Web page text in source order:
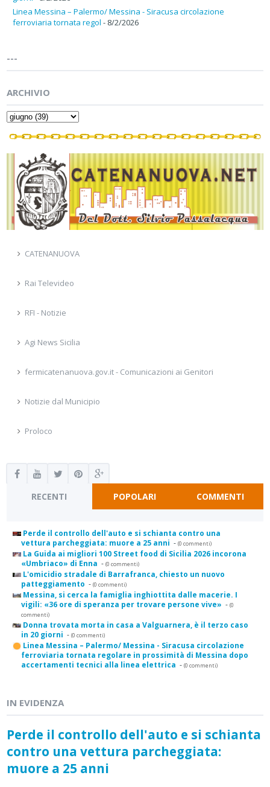
Linea Messina – Palermo/ Messina - Siracusa circolazione
ferroviaria tornata regol - 8/2/2026
---
ARCHIVIO
CATENANUOVA
Rai Televideo
RFI - Notizie
Agi News Sicilia
fermicatenanuova.gov.it - Comunicazioni ai Genitori
Notizie dal Municipio
Proloco
RECENTI POPOLARI COMMENTI
Perde il controllo dell'auto e si schianta contro una
vettura parcheggiata: muore a 25 anni - (0 commenti)
La Guida ai migliori 100 Street food di Sicilia 2026 incorona
«Umbriaco» di Enna - (0 commenti)
L'omicidio stradale di Barrafranca, chiesto un nuovo
patteggiamento - (0 commenti)
Messina, si cerca la famiglia inghiottita dalle macerie. I
vigili: «36 ore di speranza per trovare persone vive» - (0
commenti)
Donna trovata morta in casa a Valguarnera, è il terzo caso
in 20 giorni - (0 commenti)
Linea Messina – Palermo/ Messina - Siracusa circolazione
ferroviaria tornata regolare in prossimità di Messina dopo
accertamenti tecnici alla linea elettrica - (0 commenti)
IN EVIDENZA
Perde il controllo dell'auto e si schianta
contro una vettura parcheggiata:
muore a 25 anni